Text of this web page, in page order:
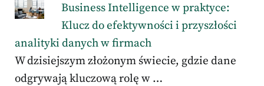
Business Intelligence w praktyce:
Klucz do efektywności i przyszłości
analityki danych w firmach
W dzisiejszym złożonym świecie, gdzie dane
odgrywają kluczową rolę w …